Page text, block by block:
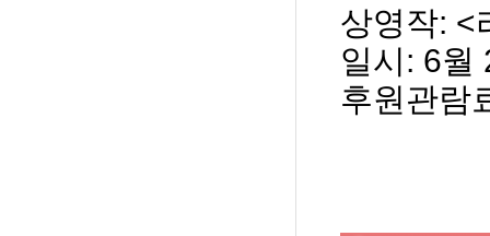
상영작: <
일시: 6월
후원관람